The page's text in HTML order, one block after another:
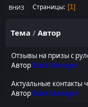
ВНИЗ Страницы 1
Тема /Автор
Отзывы на призы с
Автор Black Manager
Актуальные контакты
Автор Black Manager